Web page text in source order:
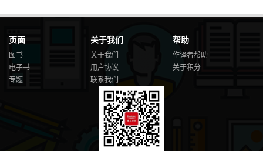
页面
图书
电子书
专题
关于我们
关于我们
用户协议
联系我们
帮助
作译者帮助
关于积分